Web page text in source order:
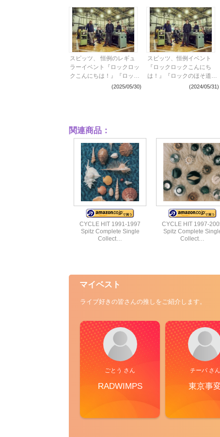
スピッツ、 恒例のレギュ
ラーイベント『ロックロッ
クこんにちは！』『ロック
のほそ道』『豊洲サンセッ
(2025/05/30)
スピッツ、恒例イベント
『ロックロックこんにち
は！』『ロックのほそ道』
『豊洲サンセット』大阪・
(2024/05/31)
関連商品：
CYCLE HIT 1991-1997
Spitz Complete Single
Collect…
CYCLE HIT 1997-
Spitz Complete
Collect…
マイベスト
ライブ好きの皆さんの推しをご紹介します。
ごとう さん
RADWIMPS
チーバ さん
東京事